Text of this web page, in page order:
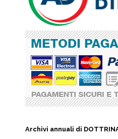
Archivi annuali di